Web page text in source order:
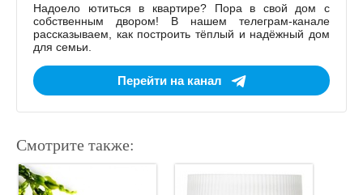
Надоело ютиться в квартире? Пора в свой дом с
собственным двором! В нашем телеграм-канале
рассказываем, как построить тёплый и надёжный дом
для семьи.
Перейти на канал
Смотрите также: